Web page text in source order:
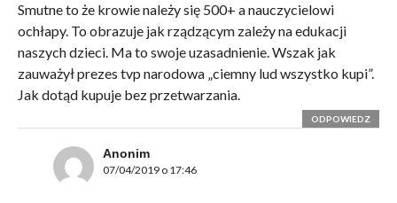
Smutne to że krowie należy się 500+ a nauczycielowi
ochłapy. To obrazuje jak rządzącym zależy na edukacji
naszych dzieci. Ma to swoje uzasadnienie. Wszak jak
zauważył prezes tvp narodowa „ciemny lud wszystko kupi”.
Jak dotąd kupuje bez przetwarzania.
ODPOWIEDZ
Anonim
07/04/2019 o 17:46